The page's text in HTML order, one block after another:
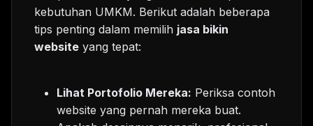
kebutuhan UMKM. Berikut adalah beberapa
tips penting dalam memilih jasa bikin
website yang tepat:
Lihat Portofolio Mereka: Periksa contoh
website yang pernah mereka buat.